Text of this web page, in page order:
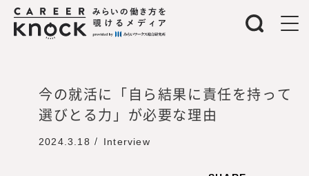
みらいワークス総合研究所 所長
1976年生まれ、慶應義塾大学理工学部
卒。アクセンチュア、ベンチャー企業を
経て、47都道府県を旅する過程で「日本
を元気にしたいという思いが強くなり、
設立し、2017年に東証マザーズ（現・東
今の就活に「自ら結果に責任を持って
選びとる力」が必要な理由
2024.3.18 Interview